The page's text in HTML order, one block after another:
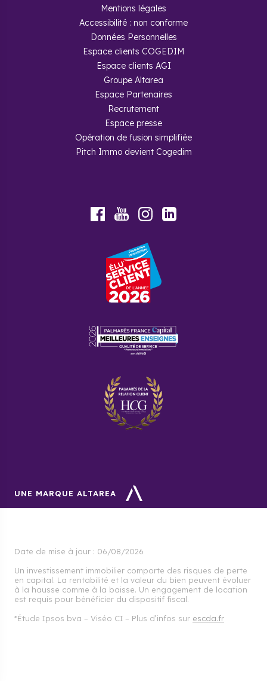
Mentions légales
Accessibilité : non conforme
Données Personnelles
Espace clients COGEDIM
Espace clients AGI
Groupe Altarea
Espace Partenaires
Recrutement
Espace presse
Opération de fusion simplifiée
Pitch Immo devient Cogedim
FacebookYoutubeInstagram
UNE MARQUE ALTAREA
Date de mise à jour : 06/08/2026
Un investissement immobilier comporte des risques de perte
en capital. La rentabilité et la valeur du bien peuvent évoluer
à la hausse comme à la baisse. Un engagement de location
est requis pour bénéficier du dispositif fiscal.
*Étude Ipsos bva – Viséo CI – Plus d’infos sur escda.fr